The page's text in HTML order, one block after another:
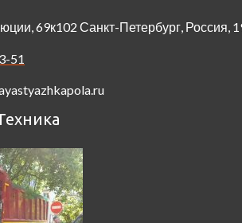
69к102 Санкт-Петербург, Россия,
51